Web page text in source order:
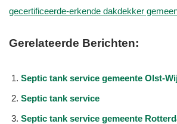
gecertificeerde-erkende dakdekker
Gerelateerde Berichten:
Septic tank service gemeente Olst-
Septic tank service
Septic tank service gemeente